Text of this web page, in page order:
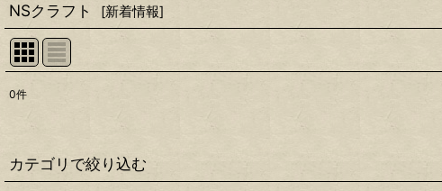
NSクラフト [新着情報]
並び順
0件
カテゴリで絞り込む